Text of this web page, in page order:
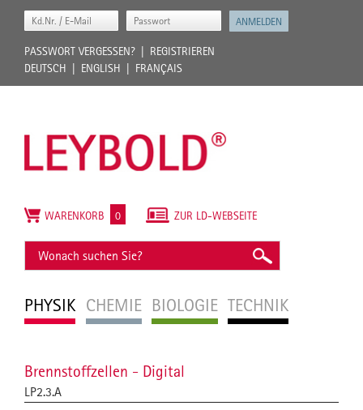
PASSWORT VERGESSEN?
REGISTRIEREN
DEUTSCH
ENGLISH FRANÇAIS
PHYSIK CHEMIE BIOLOGIE TECHNIK
ZUR LD-WEBSEITE
WARENKORB 0
Brennstoffzellen - Digital
LP2.3.A